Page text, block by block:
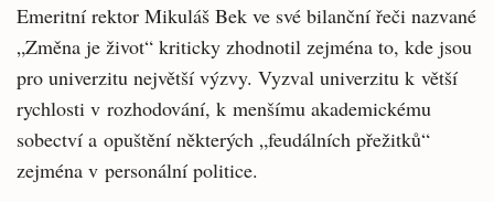
Emeritní rektor Mikuláš Bek ve své bilanční řeči nazvané
„Změna je život“ kriticky zhodnotil zejména to, kde jsou
pro univerzitu největší výzvy. Vyzval univerzitu k větší
rychlosti v rozhodování, k menšímu akademickému
sobectví a opuštění některých „feudálních přežitků“
zejména v personální politice.